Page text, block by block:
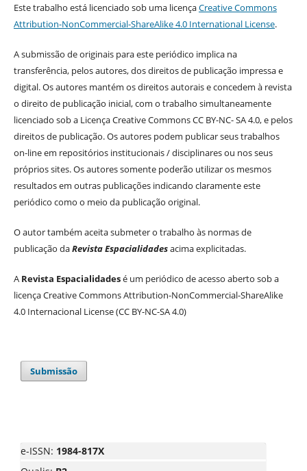
Este trabalho está licenciado sob uma licençaCreative Commons
Attribution-NonCommercial-ShareAlike 4.0 International License.
A submissão de originais para este periódico implica na
transferência, pelos autores, dos direitos de publicação impressa e
digital. Os autores mantém os direitos autorais e concedem à revista
o direito de publicação inicial, com o trabalho simultaneamente
licenciado sob a Licença Creative Commons CC BY-NC- SA 4.0, e pelos
direitos de publicação. Os autores podem publicar seus trabalhos
on-line em repositórios institucionais / disciplinares ou nos seus
próprios sites. Os autores somente poderão utilizar os mesmos
resultados em outras publicações indicando claramente este
periódico como o meio da publicação original.
O autor também aceita submeter o trabalho às normas de
publicação daRevista Espacialidadesacima explicitadas.
A Revista Espacialidadesé um periódico de acesso aberto sob a
licença Creative Commons Attribution-NonCommercial-ShareAlike
4.0 Internacional License (CC BY-NC-SA 4.0)
Submissão
e-ISSN: 1984-817X